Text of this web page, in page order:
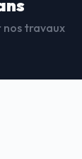
nos travaux